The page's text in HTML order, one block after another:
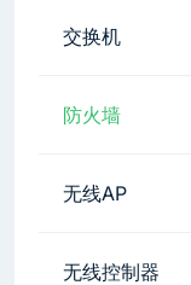
交换机
防火墙
无线AP
无线控制器